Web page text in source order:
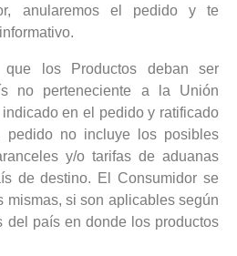
anularemos el pedido y te
los Productos deban ser
no perteneciente a la Unión
en el pedido y ratificado
pedido no incluye los posibles
y/o tarifas de aduanas
de destino. El Consumidor se
mismas, si son aplicables según
del país en donde los productos